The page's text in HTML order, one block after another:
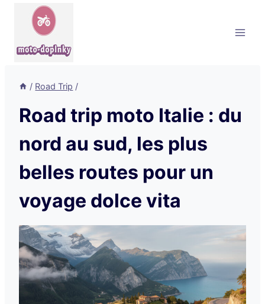
/ Road Trip /
Road trip moto Italie : du
nord au sud, les plus
belles routes pour un
voyage dolce vita